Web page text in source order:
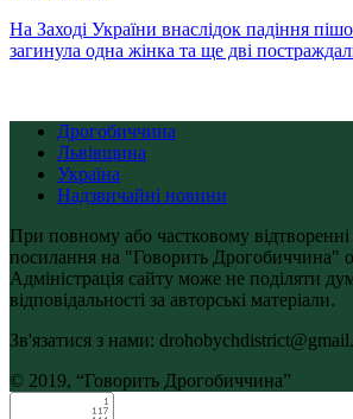
На Заході України внаслідок падіння
загинула одна жінка та ще дві
Дрогобиччина
Львівщина
Україна
Надзвичайні новини
При повному або частковому відтворенні
посилання на "Говорить Дрогобиччина"
Адміністрація сайту може не поділяти
відповідальності за авторські матеріали.
Зв'язатися з нами:
© 2019, “Говорить Дрогобиччина”